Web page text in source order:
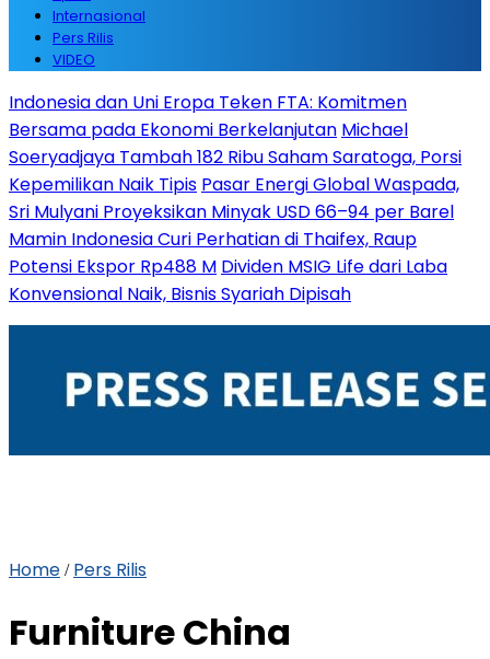
Internasional
Pers Rilis
VIDEO
Indonesia dan Uni Eropa Teken FTA: Komitmen
Bersama pada Ekonomi Berkelanjutan Michael
Soeryadjaya Tambah 182 Ribu Saham Saratoga, Porsi
Kepemilikan Naik Tipis Pasar Energi Global Waspada,
Sri Mulyani Proyeksikan Minyak USD 66–94 per Barel
Mamin Indonesia Curi Perhatian di Thaifex, Raup
Potensi Ekspor Rp488 M Dividen MSIG Life dari Laba
Konvensional Naik, Bisnis Syariah Dipisah
Home / Pers Rilis
Furniture China